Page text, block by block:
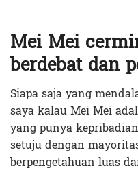
Mei Mei
berdebat dan
Siapa saja yang
saya kalau Mei Mei
yang punya
setuju dengan
berpengetahuan luas